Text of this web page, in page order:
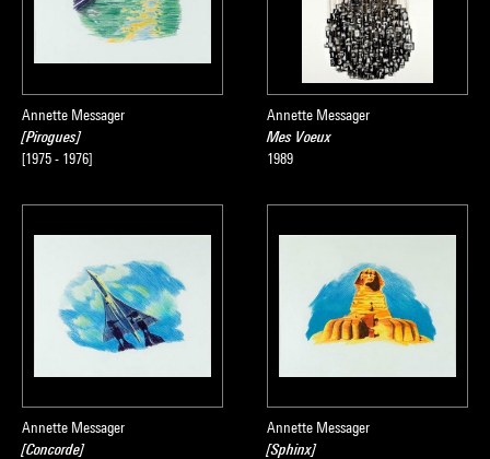
Annette Messager
[Pirogues]
[1975 - 1976]
Annette Messager
Mes Voeux
1989
Annette Messager
[Concorde]
Annette Messager
[Sphinx]